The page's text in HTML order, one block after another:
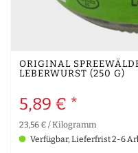
ORIGINAL
LEBERWURST (250 G)
5,89 € *
23,56 € / Kilogramm
Verfügbar, Lieferfrist 2-6